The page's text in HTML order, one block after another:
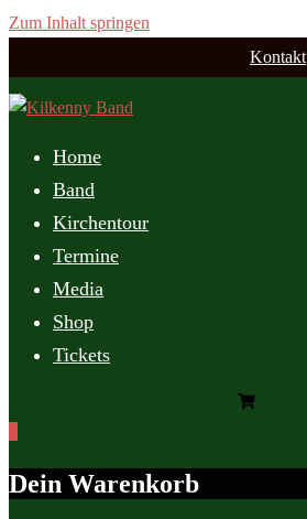
Zum Inhalt springen
Kontakt
Home
Band
Kirchentour
Termine
Media
Shop
Tickets
Dein Warenkorb